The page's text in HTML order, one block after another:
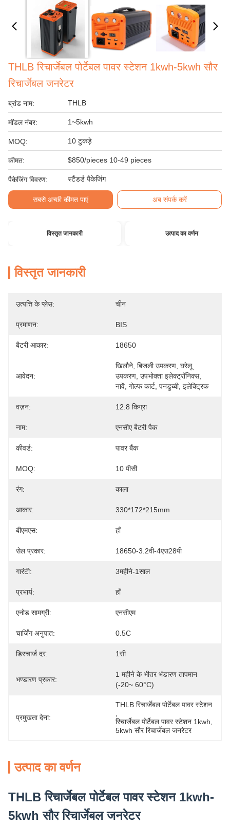
THLB रिचार्जेबल पोर्टेबल पावर स्टेशन 1kwh-5kwh सौर
रिचार्जेबल जनरेटर
ब्रांड नाम: THLB
मॉडल नंबर: 1~5kwh
MOQ: 10 टुकड़े
कीमत: $850/pieces 10-49 pieces
पैकेजिंग विवरण: स्टैंडर्ड पैकेजिंग
सबसे अच्छी कीमत पाएं अब संपर्क करें
विस्तृत जानकारी उत्पाद का वर्णन
विस्तृत जानकारी
उत्पत्ति के प्लेस: चीन
प्रमाणन: BIS
बैटरी आकार: 18650
आवेदन:
खिलौने, बिजली उपकरण, घरेलू
उपकरण, उपभोक्ता इलेक्ट्रॉनिक्स,
नावें, गोल्फ कार्ट, पनडुब्बी, इलेक्ट्रिक
वज़न: 12.8 किग्रा
नाम: एनसीए बैटरी पैक
कीवर्ड: पावर बैंक
MOQ: 10 पीसी
रंग: काला
आकार: 330*172*215mm
बीएमएस: हाँ
सेल प्रकार: 18650-3.2वी-4एस28पी
गारंटी: 3महीने-1साल
प्रभार्य: हाँ
एनोड सामग्री: एनसीएम
चार्जिंग अनुपात: 0.5C
डिस्चार्ज दर: 1सी
भण्डारण प्रकार:
1 महीने के भीतर भंडारण तापमान
(-20~ 60°C)
प्रमुखता देना:
THLB रिचार्जेबल पोर्टेबल पावर स्टेशन
रिचार्जेबल पोर्टेबल पावर स्टेशन 1kwh
5kwh सौर रिचार्जेबल जनरेटर
उत्पाद का वर्णन
THLB रिचार्जेबल पोर्टेबल पावर स्टेशन 1kwh-
5kwh सौर रिचार्जेबल जनरेटर